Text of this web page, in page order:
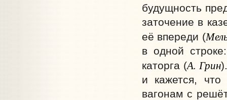
будущность
заточение в
её впереди (
в одной
каторга (А. Грин
и кажется,
вагонам с